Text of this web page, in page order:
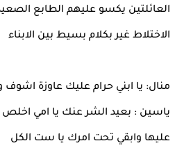
العائلتين يكسو عليهم الطابع
الاختلاط غير بكلام بسيط بين الابناء
منال: يا ابني حرام عليك عاوزة
ياسين : بعيد الشر عنك يا امي
عليها وابقي تحت امرك يا ست الكل